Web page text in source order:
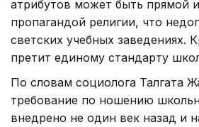
атрибутов может быть прямой
пропагандой религии, что
светских учебных заведениях.
претит единому стандарту
По словам социолога Талгата
требование по ношению
внедрено не один век назад и